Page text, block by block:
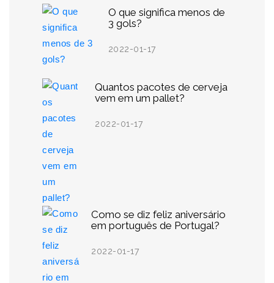
O que significa menos de
3 gols?
2022-01-17
Quantos pacotes de cerveja
vem em um pallet?
2022-01-17
Como se diz feliz aniversário
em português de Portugal?
2022-01-17